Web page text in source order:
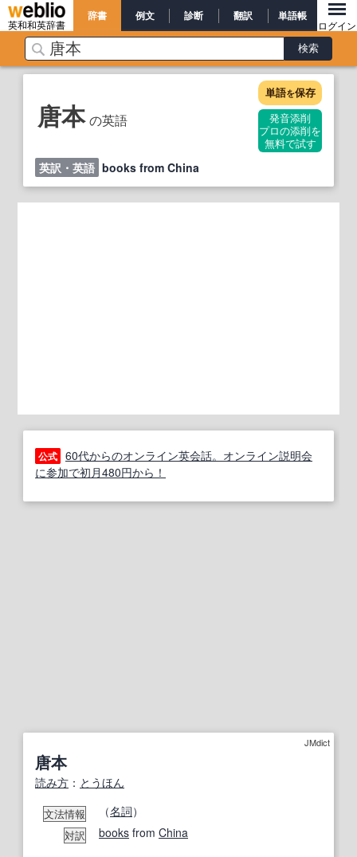
英和和英辞書
辞書 例文 診断 翻訳 単語帳
ログイン
唐本 の英語
単語を保存
発音添削
プロの添削を
無料で試す
英訳・英語 books from China
公式 60代からのオンライン英会話。オンライン説明会
に参加で初月480円から！
JMdict
唐本
読み方 ： とうほん
文法情報 （名詞）
対訳 books from China